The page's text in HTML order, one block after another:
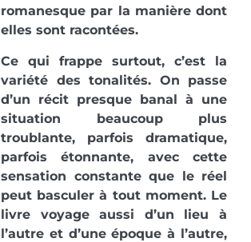
romanesque par la manière dont
elles sont racontées.
Ce qui frappe surtout, c’est la
variété des tonalités. On passe
d’un récit presque banal à une
situation beaucoup plus
troublante, parfois dramatique,
parfois étonnante, avec cette
sensation constante que le réel
peut basculer à tout moment. Le
livre voyage aussi d’un lieu à
l’autre et d’une époque à l’autre,